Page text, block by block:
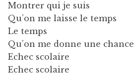
Montrer qui je suis
Qu’on me laisse le temps
Le temps
Qu’on me donne une chance
Echec scolaire
Echec scolaire